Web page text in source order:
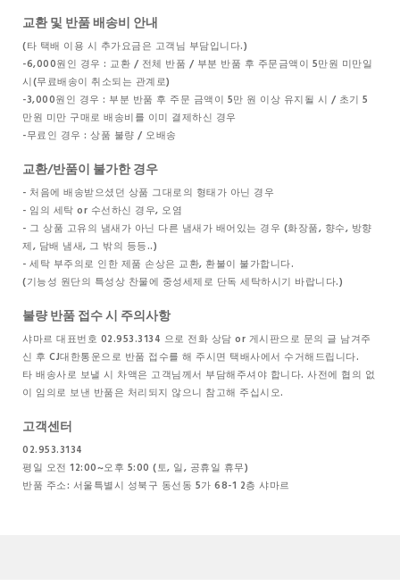
교환 및 반품 배송비 안내
(타 택배 이용 시 추가요금은 고객님 부담입니다.)
-6,000원인 경우 : 교환 / 전체 반품 / 부분 반품 후 주문금액이 5만원 미만일
시(무료배송이 취소되는 관계로)
-3,000원인 경우 : 부분 반품 후 주문 금액이 5만 원 이상 유지될 시 / 초기 5
만원 미만 구매로 배송비를 이미 결제하신 경우
-무료인 경우 : 상품 불량 / 오배송
교환/반품이 불가한 경우
- 처음에 배송받으셨던 상품 그대로의 형태가 아닌 경우
- 임의 세탁 or 수선하신 경우, 오염
- 그 상품 고유의 냄새가 아닌 다른 냄새가 배어있는 경우 (화장품, 향수, 방향
제, 담배 냄새, 그 밖의 등등..)
- 세탁 부주의로 인한 제품 손상은 교환, 환불이 불가합니다.
(기능성 원단의 특성상 찬물에 중성세제로 단독 세탁하시기 바랍니다.)
불량 반품 접수 시 주의사항
샤마르 대표번호 02.953.3134 으로 전화 상담 or 게시판으로 문의 글 남겨주
신 후 CJ대한통운으로 반품 접수를 해 주시면 택배사에서 수거해드립니다.
타 배송사로 보낼 시 차액은 고객님께서 부담해주셔야 합니다. 사전에 협의 없
이 임의로 보낸 반품은 처리되지 않으니 참고해 주십시오.
고객센터
02.953.3134
평일 오전 12:00~오후 5:00 (토, 일, 공휴일 휴무)
반품 주소: 서울특별시 성북구 동선동 5가 68-1 2층 샤마르